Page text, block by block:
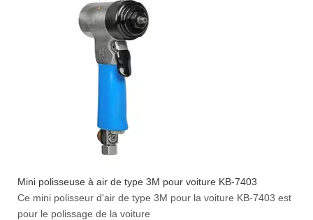
Mini polisseuse à air de type 3M pour voiture KB-7403
Ce mini polisseur d'air de type 3M pour la voiture KB-7403 est
pour le polissage de la voiture